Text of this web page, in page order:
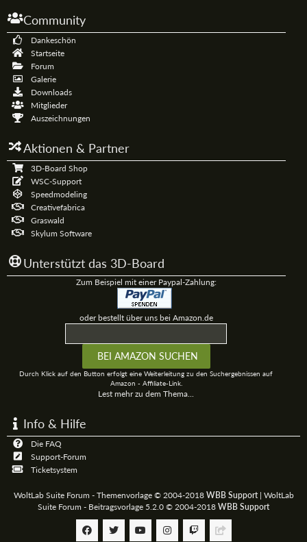
Community
Dankeschön
Startseite
Forum
Galerie
Downloads
Mitglieder
Auszeichnungen
Aktionen & Partner
3D-Board Shop
WSC-Support
Speedmodeling
Creativefabrica
Graswald
Skylum Software
Unterstützt das 3D-Board
Zum Beispiel mit einer Paypal-Zahlung:
oder bestellt über uns bei Amazon.de
Durch Klick auf den Button erfolgt eine Weiterleitung zu den Suchergebnissen auf
Amazon - Affiliate-Link.
Lest mehr zu dem Thema...
Info & Hilfe
Die FAQ
Support-Forum
Ticketsystem
WoltLab Suite Forum - Themenvorlage © 2004-2018 WBB Support| WoltLab
Suite Forum - Beitragsvorlage 5.2.0 © 2004-2018 WBB Support